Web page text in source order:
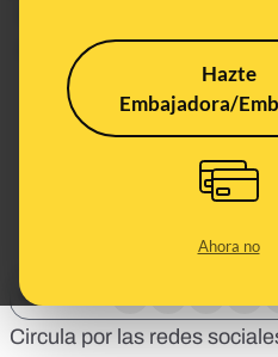
Hazte
Embajadora/
Ahora no
Circula por las redes